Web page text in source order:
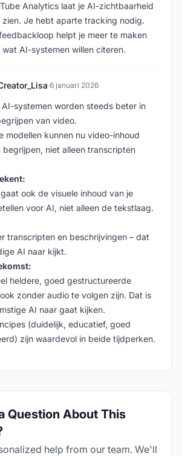
Analytics laat je AI-zichtbaarheid
zien. Je hebt aparte tracking nodig.
helpt je meer te maken
wat AI-systemen willen citeren.
·6 januari 2026
systemen worden steeds beter in
van video.
modellen kunnen nu video-inhoud
begrijpen, niet alleen transcripten
ook de visuele inhoud van je
voor AI, niet alleen de tekstlaag.
transcripten en beschrijvingen – dat
AI naar kijkt.
heldere, goed gestructureerde
zonder audio te volgen zijn. Dat is
AI naar gaat kijken.
(duidelijk, educatief, goed
zijn waardevol in beide tijdperken.
Question About This
help from our team. We'll